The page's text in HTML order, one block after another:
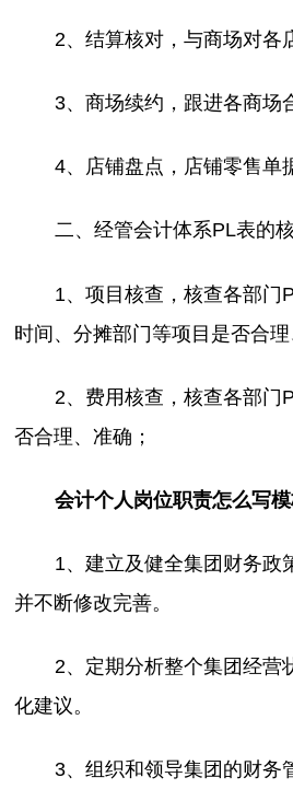
2、结算核对，与商场对各
3、商场续约，跟进各商场
4、店铺盘点，店铺零售单
二、经管会计体系PL表的核
1、项目核查，核查各部门
时间、分摊部门等项目是否合理
2、费用核查，核查各部门
否合理、准确；
会计个人岗位职责怎么写
1、建立及健全集团财务政
并不断修改完善。
2、定期分析整个集团经营
化建议。
3、组织和领导集团的财务